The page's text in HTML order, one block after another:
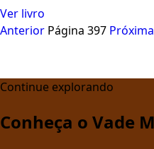
Ver livro
Anterior Página 397 Próxima
Continue explorando
Conheça o Vade